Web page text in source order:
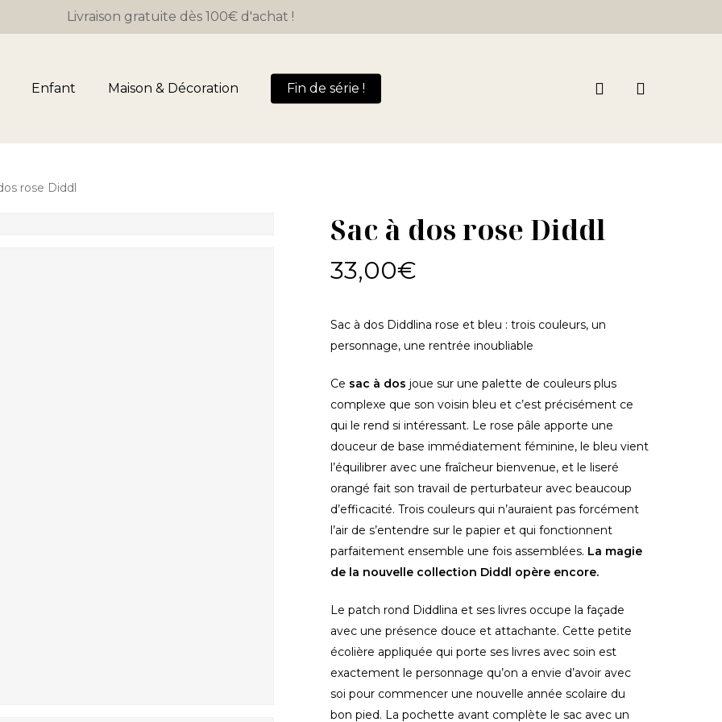
Livraison gratuite dès 100€ d'achat !
Enfant Maison & Décoration Fin de série ! search
PanierCart
rose Diddl
Sac à dos rose Diddl
33,00€
Sac à dos Diddlina rose et bleu : trois couleurs, un
personnage, une rentrée inoubliable
Ce sac à dos joue sur une palette de couleurs plus
complexe que son voisin bleu et c’est précisément ce
qui le rend si intéressant. Le rose pâle apporte une
douceur de base immédiatement féminine, le bleu vient
l’équilibrer avec une fraîcheur bienvenue, et le liseré
orangé fait son travail de perturbateur avec beaucoup
d’efficacité. Trois couleurs qui n’auraient pas forcément
l’air de s’entendre sur le papier et qui fonctionnent
parfaitement ensemble une fois assemblées. La magie
de la nouvelle collection Diddl opère encore.
Le patch rond Diddlina et ses livres occupe la façade
avec une présence douce et attachante. Cette petite
écolière appliquée qui porte ses livres avec soin est
exactement le personnage qu’on a envie d’avoir avec
soi pour commencer une nouvelle année scolaire du
bon pied. La pochette avant complète le sac avec un